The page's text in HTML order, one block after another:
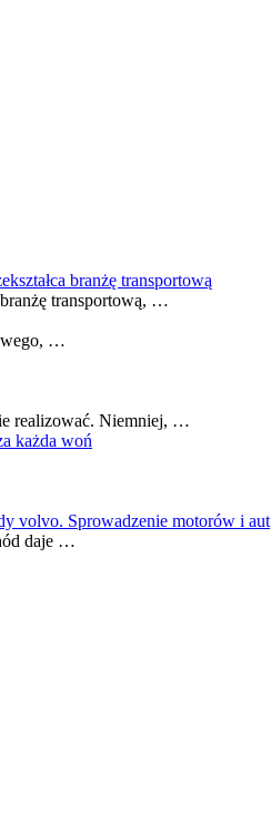
branżę transportową
transportową, …
…
realizować. Niemniej, …
każda woń
volvo. Sprowadzenie motorów i aut
daje …